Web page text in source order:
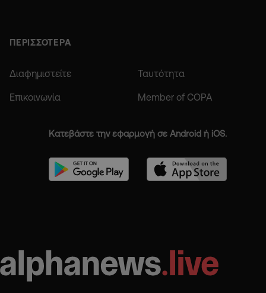
ΠΕΡΙΣΣΟΤΕΡΑ
Διαφημιστείτε Ταυτότητα
Επικοινωνία Member of COPA
Κατεβάστε την εφαρμογή σε Android ή iOS.